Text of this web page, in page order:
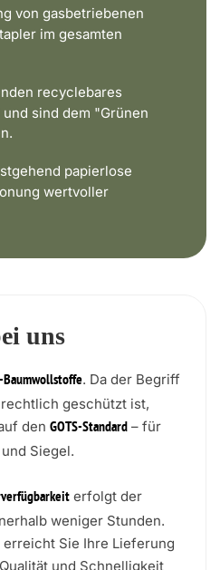
von gasbetriebenen
im gesamten
recyclebares
sind dem "Grünen
papierlose
wertvoller
uns
. Da der Begriff
geschützt ist,
den GOTS-Standard – für
Siegel.
erfolgt der
weniger Stunden.
Sie Ihre Lieferung
und Schnelligkeit